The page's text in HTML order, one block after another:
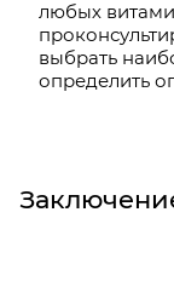
любых
выбрать
определить